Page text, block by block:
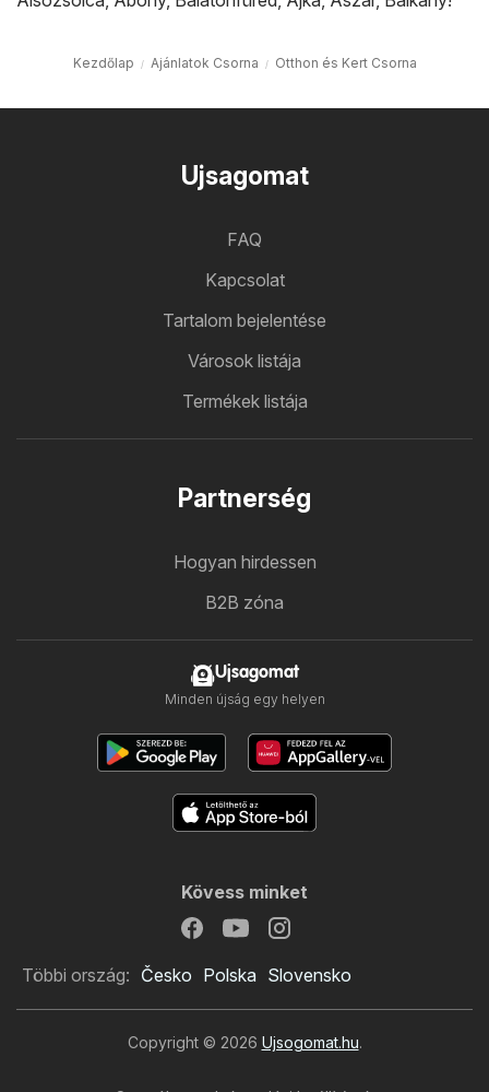
Kezdőlap Ajánlatok Csorna Otthon és Kert Csorna
Ujsagomat
FAQ
Kapcsolat
Tartalom bejelentése
Városok listája
Termékek listája
Partnerség
Hogyan hirdessen
B2B zóna
Ujsagomat
Minden újság egy helyen
Kövess minket
Többi ország: Česko Polska Slovensko
Copyright © 2026 Ujsogomat.hu.